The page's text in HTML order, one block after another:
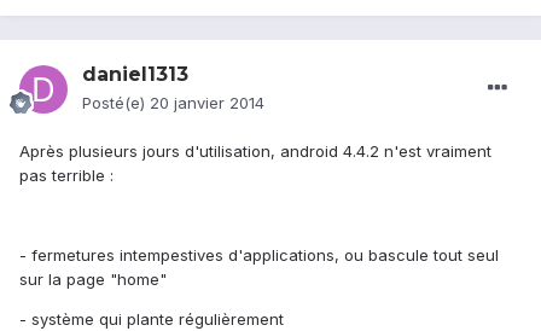
daniel1313
Posté(e) 20 janvier 2014
Après plusieurs jours d'utilisation, android 4.4.2 n'est vraiment
pas terrible :
- fermetures intempestives d'applications, ou bascule tout seul
sur la page "home"
- système qui plante régulièrement